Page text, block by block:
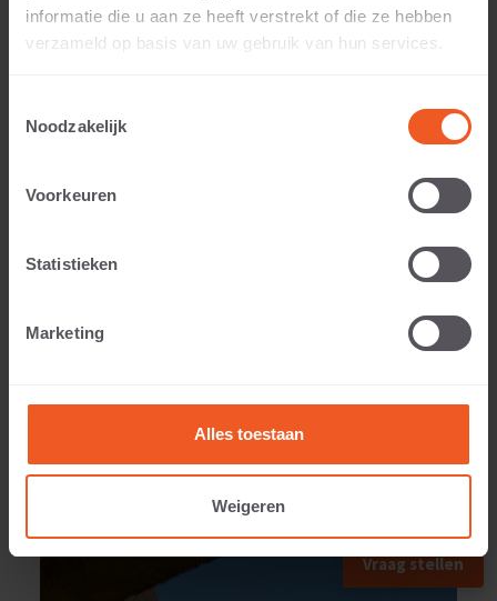
informatie die u aan ze heeft verstrekt of die ze hebben
verzameld op basis van uw gebruik van hun services.
Noodzakelijk
Voorkeuren
Statistieken
Marketing
Alles toestaan
Weigeren
5 CM DIKTE
Toepasbaar voor:
109 KG
Vraag stellen